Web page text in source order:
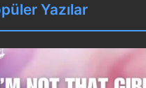
Yazılar